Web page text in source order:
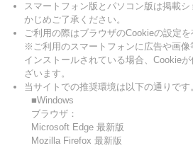
スマートフォン版とパソコン版は掲載
かじめご了承ください。
ご利用の際はブラウザのCookieの設定を
※ご利用のスマートフォンに広告や画像
インストールされている場合、Cookie
ざいます。
当サイトでの推奨環境は以下の通りです
■Windows
ブラウザ：
Microsoft Edge 最新版
Mozilla Firefox 最新版